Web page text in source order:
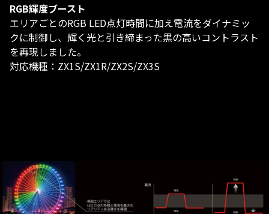
RGB輝度ブースト
エリアごとのRGB LED点灯時間に加え電流をダイナミッ
クに制御​し、輝く光と引き締まった黒の高いコントラスト
を再現​しました。
対応機種：ZX1S/ZX1R/ZX2S/ZX3S